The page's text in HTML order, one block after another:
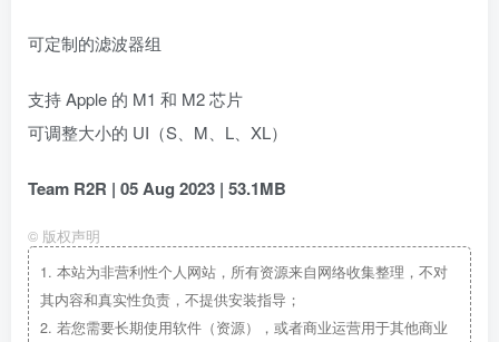
可定制的滤波器组
支持 Apple 的 M1 和 M2 芯片
可调整大小的 UI（S、M、L、XL）
Team R2R | 05 Aug 2023 | 53.1MB
© 版权声明
1. 本站为非营利性个人网站，所有资源来自网络收集整理，不对
其内容和真实性负责，不提供安装指导；
2. 若您需要长期使用软件（资源），或者商业运营用于其他商业